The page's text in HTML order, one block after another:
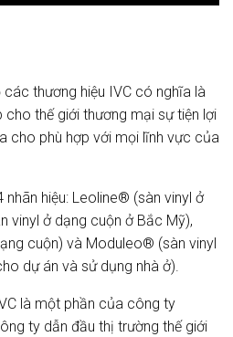
thương hiệu IVC có nghĩa là
thế giới thương mại sự tiện lợi
cho phù hợp với mọi lĩnh vực của
hiệu: Leoline® (sàn vinyl ở
vinyl ở dạng cuộn ở Bắc Mỹ),
cuộn) và Moduleo® (sàn vinyl
dự án và sử dụng nhà ở).
là một phần của công ty
ty dẫn đầu thị trường thế giới